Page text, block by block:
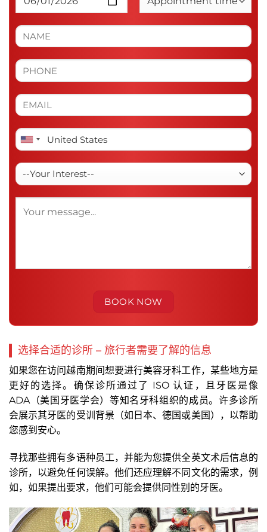
选择合适的诊所 – 旅行者需要了解的信息
如果您在访问越南期间想要进行美容牙科工作，某些地方是
更好的选择。确保诊所通过了 ISO 认证，且牙医是像
ADA（美国牙医学会）等知名牙科组织的成员。许多诊所
会展示其牙医的受训背景（如日本、德国或美国），以帮助
您感到安心。
寻找那些拥有多语种员工，并能为您提供全英文术后信息的
诊所，以避免任何误解。他们还应理解不同文化的需求，例
如，如果提出要求，他们可能会提供同性别的牙医。